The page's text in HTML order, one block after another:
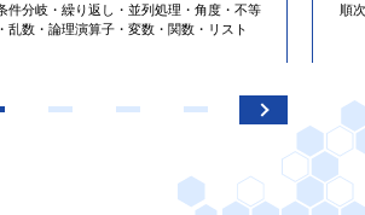
件分岐・繰り返し・並列処理・角度・不等
乱数・論理演算子・変数・関数・リスト
順